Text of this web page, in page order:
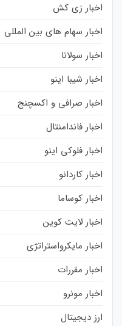
اخبار زی کش
اخبار سهام های بین المللی
اخبار سولانا
اخبار شیبا اینو
اخبار صرافی و اکسچنج
اخبار فاندامنتال
اخبار فلوکی اینو
اخبار کاردانو
اخبار کوساما
اخبار لایت کوین
اخبار مایکرواستراتژی
اخبار مقررات
اخبار مونرو
ارز دیجیتال